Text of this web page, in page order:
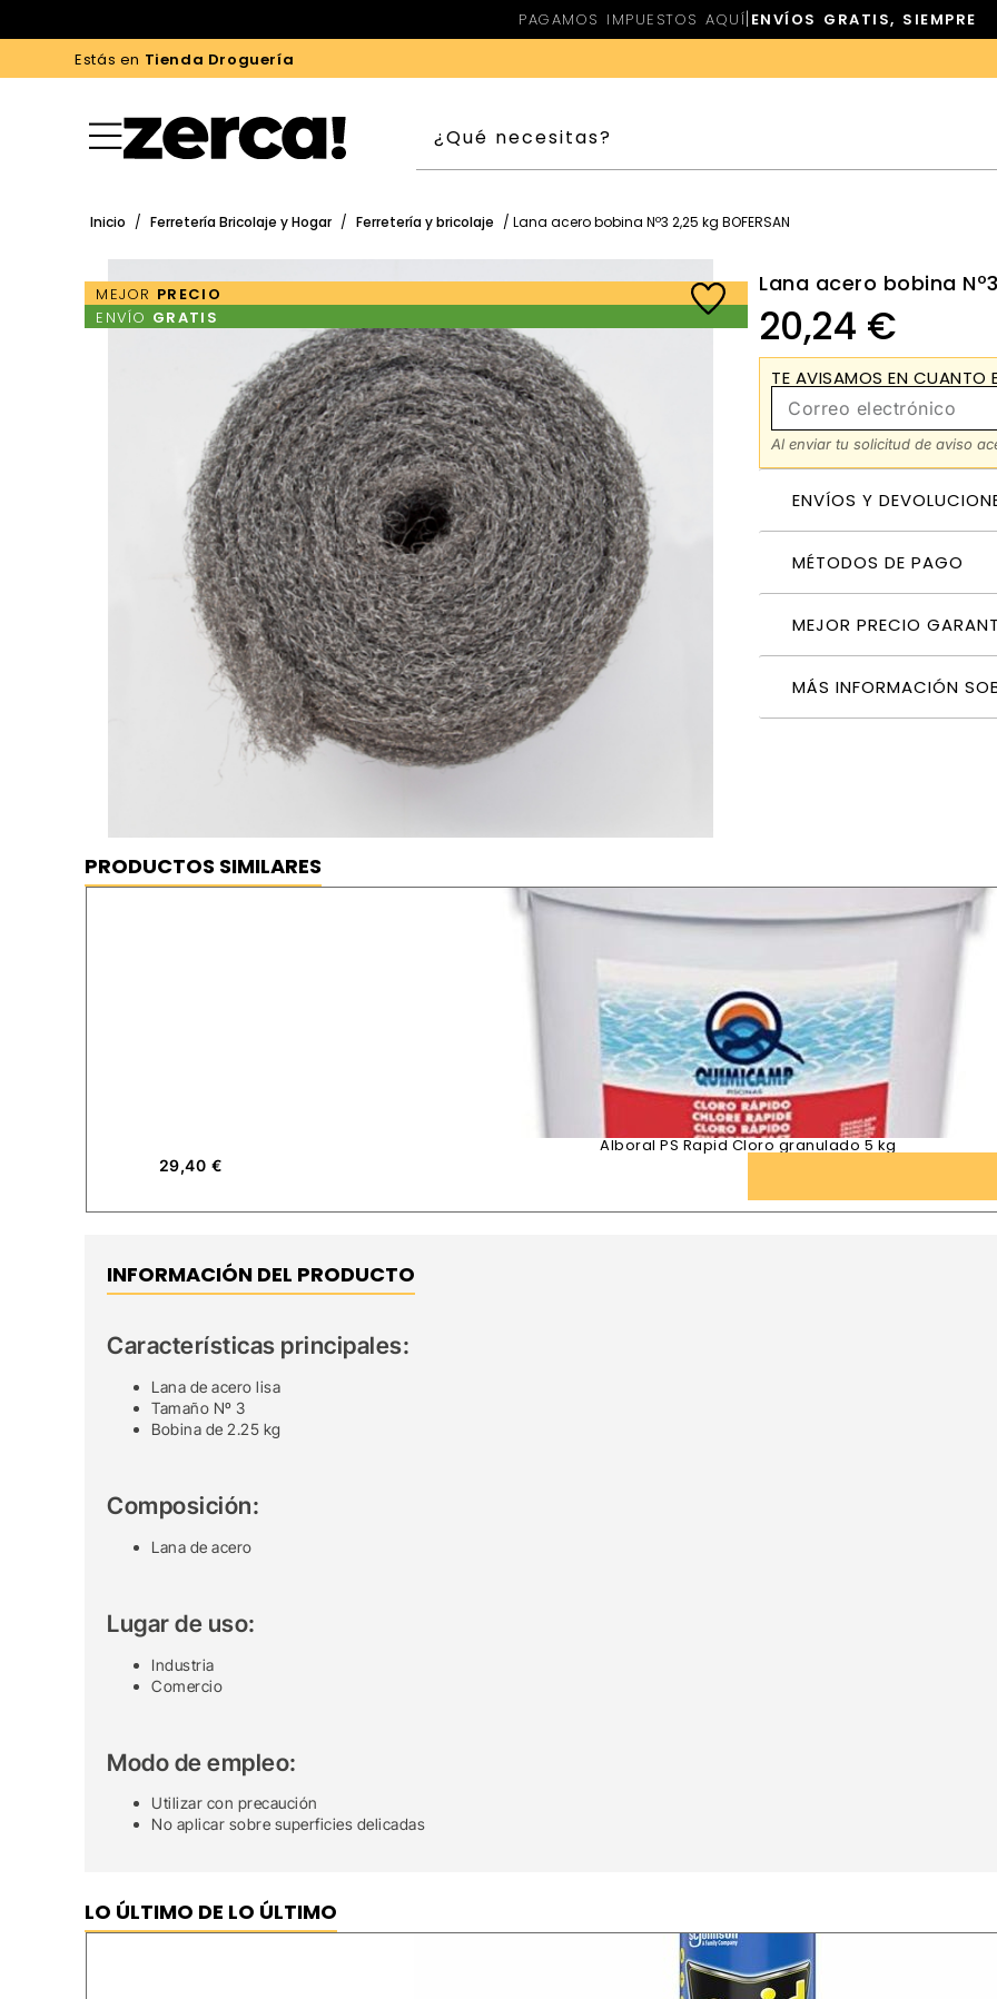
PAGAMOS IMPUESTOS AQUÍ| ENVÍOS GRATIS, SIEMPRE
Estás en Tienda Droguería
Inicio / Ferretería Bricolaje y Hogar / Ferretería y bricolaje / Lana acero bobina Nº3 2,25 kg BOFERSAN
MEJOR PRECIO
ENVÍO GRATIS
Lana acero bobina
20,24 €
TE AVISAMOS EN CUANTO
Al enviar tu solicitud de aviso
ENVÍOS Y
MÉTODOS DE PAGO
MEJOR PRECIO
MÁS INFORMACIÓN
PRODUCTOS SIMILARES
Alboral PS Rapid Cloro granulado 5 kg
29,40 €
INFORMACIÓN DEL PRODUCTO
Características principales:
Lana de acero lisa
Tamaño Nº 3
Bobina de 2.25 kg
Composición:
Lana de acero
Lugar de uso:
Industria
Comercio
Modo de empleo:
Utilizar con precaución
No aplicar sobre superficies delicadas
LO ÚLTIMO DE LO ÚLTIMO